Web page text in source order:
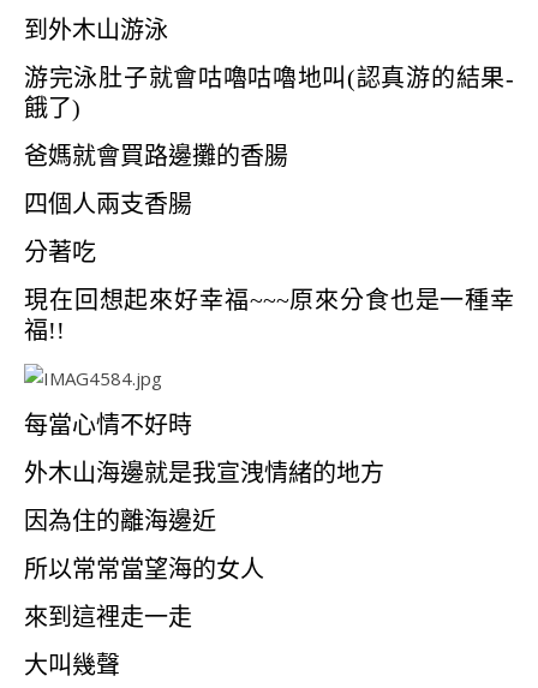
到外木山游泳
游完泳肚子就會咕嚕咕嚕地叫(認真游的結果-
餓了)
爸媽就會買路邊攤的香腸
四個人兩支香腸
分著吃
現在回想起來好幸福~~~原來分食也是一種幸
福!!
每當心情不好時
外木山海邊就是我宣洩情緒的地方
因為住的離海邊近
所以常常當望海的女人
來到這裡走一走
大叫幾聲